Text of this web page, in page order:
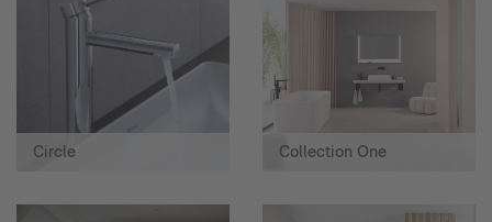
Circle Collection One